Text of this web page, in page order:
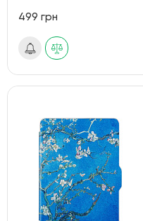
499 грн